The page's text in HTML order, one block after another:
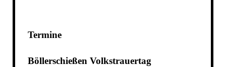
Termine
Böllerschießen Volkstrauertag